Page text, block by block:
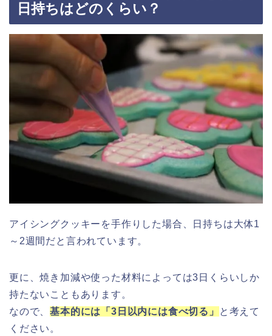
日持ちはどのくらい？
アイシングクッキーを手作りした場合、日持ちは大体1
～2週間だと言われています。
更に、焼き加減や使った材料によっては3日くらいしか
持たないこともあります。
なので、基本的には「3日以内には食べ切る」
と考えて
ください。